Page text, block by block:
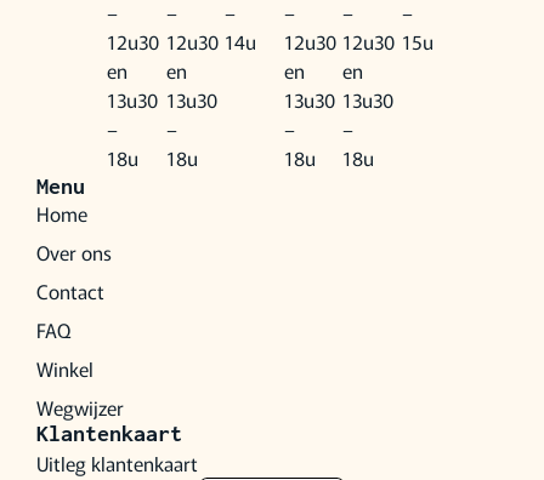
–
12u30
en
13u30
–
18u
–
12u30
en
13u30
–
18u
–
14u
–
12u30
en
13u30
–
18u
–
12u30
en
13u30
–
18u
–
15u
Menu
Home
Over ons
Contact
FAQ
Winkel
Wegwijzer
Klantenkaart
Uitleg klantenkaart